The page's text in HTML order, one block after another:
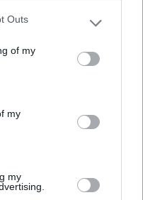
one or more Google
You may click to
in below Google
Outs
of my
my
my
ed ho fatto diverse volte
a pagamento)